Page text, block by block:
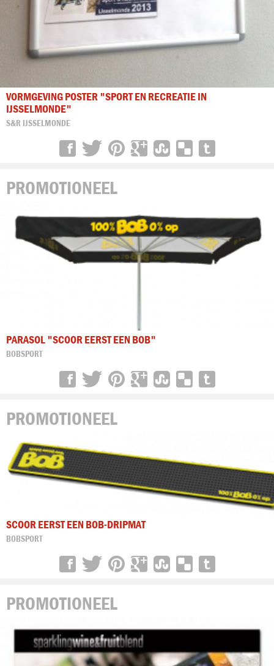
VORMGEVING POSTER "SPORT EN RECREATIE IN
IJSSELMONDE"
S&R IJSSELMONDE
PROMOTIONEEL
PARASOL "SCOOR EERST EEN BOB"
BOBSPORT
PROMOTIONEEL
SCOOR EERST EEN BOB-DRIPMAT
BOBSPORT
PROMOTIONEEL